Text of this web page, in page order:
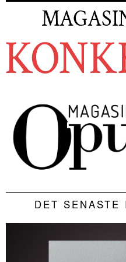
DET SENASTE